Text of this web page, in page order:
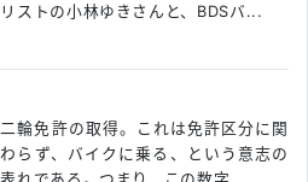
リストの小林ゆきさんと、BDSバ...
二輪免許の取得。これは免許区分に関
わらず、バイクに乗る、という意志の
表れである。つまり、この数字...